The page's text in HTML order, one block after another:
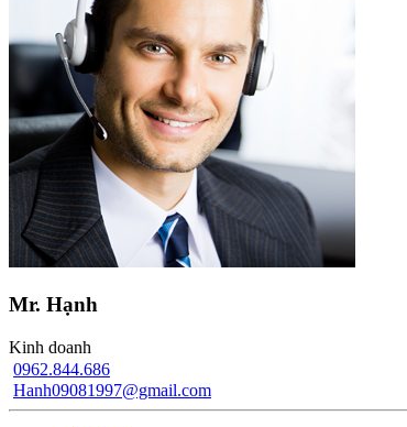
Mr. Hạnh
Kinh doanh
0962.844.686
Hanh09081997@gmail.com